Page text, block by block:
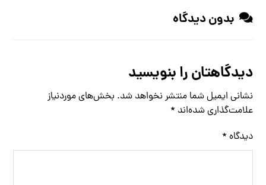
بدون دیدگاه
دیدگاهتان را بنویسید
نشانی ایمیل شما منتشر نخواهد شد. بخش‌های موردنیاز
علامت‌گذاری شده‌اند *
دیدگاه *